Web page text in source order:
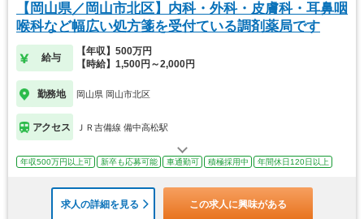
【岡山県／岡山市北区】内科・外科・皮膚科・耳鼻咽
喉科など幅広い処方箋を受付ている調剤薬局です
給与
【年収】500万円
【時給】1,500円～2,000円
勤務地 岡山県 岡山市北区
アクセス ＪＲ吉備線 備中高松駅
年収500万円以上可 新卒も応募可能 車通勤可 積極採用中 年間休日120日以上
求人の詳細を見る この求人に興味がある